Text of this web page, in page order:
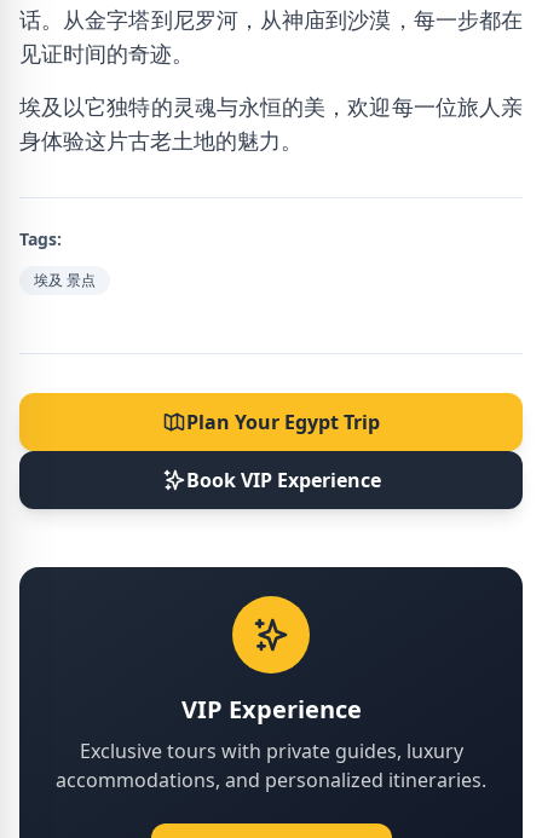
话。从金字塔到尼罗河，从神庙到沙漠，每一步都在
见证时间的奇迹。
埃及以它独特的灵魂与永恒的美，欢迎每一位旅人亲
身体验这片古老土地的魅力。
Tags:
埃及 景点
Plan Your Egypt Trip
Book VIP Experience
VIP Experience
Exclusive tours with private guides, luxury
accommodations, and personalized itineraries.